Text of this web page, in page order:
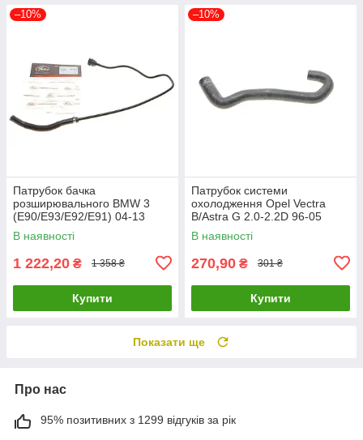
–10%
Патрубок бачка
розширювального BMW 3
(E90/E93/E92/E91) 04-13
(N52/N53) GATES 02-1687
UA61
В наявності
1 222,20 ₴ 1 358 ₴
Купити
–10%
Патрубок системи
охолодження Opel Vectra
B/Astra G 2.0-2.2D 96-05
GATES 02-1671 UA61
В наявності
270,90 ₴ 301 ₴
Купити
Показати ще
Про нас
95% позитивних з 1299 відгуків за рік